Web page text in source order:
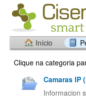
Início
Clique na categoria
Camaras IP
Informacion